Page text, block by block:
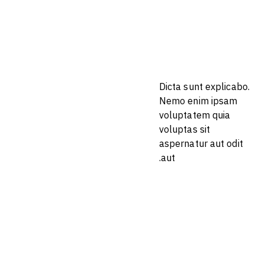
Dicta sunt explicabo.
Nemo enim ipsam
voluptatem quia
voluptas sit
aspernatur aut odit
aut.